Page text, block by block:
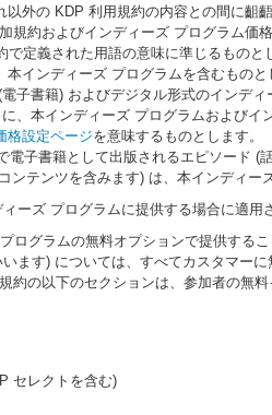
外の KDP 利用規約の内容との間に
約およびインディーズ プログラム価
定義された用語の意味に準じるもの
インディーズ プログラムを含むもの
子書籍) およびデジタル形式のインデ
、本インディーズ プログラムおよび
格設定ページを意味するものとします。
子書籍として出版されるエピソード (
テンツを含みます) は、本インディー
ーズ プログラムに提供する場合に適用
ログラムの無料オプションで提供する
ます) については、すべてカスタマー
の以下のセクションは、参加者の無
セレクトを含む)